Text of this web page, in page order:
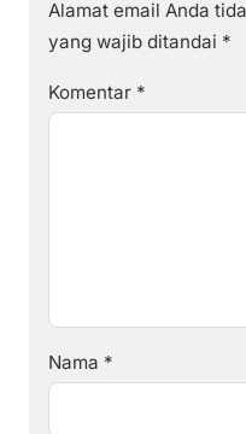
Alamat email Anda
yang wajib ditandai *
Komentar *
Nama *